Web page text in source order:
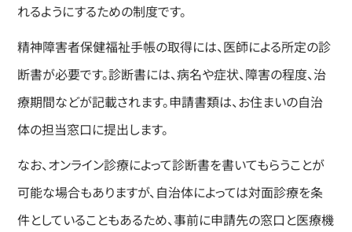
れるようにするための制度です。
精神障害者保健福祉手帳の取得には、医師による所定の診
断書が必要です。診断書には、病名や症状、障害の程度、治
療期間などが記載されます。申請書類は、お住まいの自治
体の担当窓口に提出します。
なお、オンライン診療によって診断書を書いてもらうことが
可能な場合もありますが、自治体によっては対面診療を条
件としていることもあるため、事前に申請先の窓口と医療機